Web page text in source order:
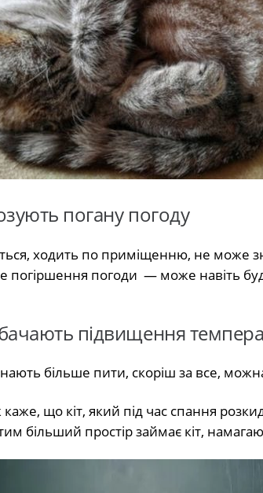
погану погоду
ходить по приміщенню, не може
погіршення погоди — може навіть
підвищення
більше пити, скоріш за все,
що кіт, який під час спання
більший простір займає кіт,